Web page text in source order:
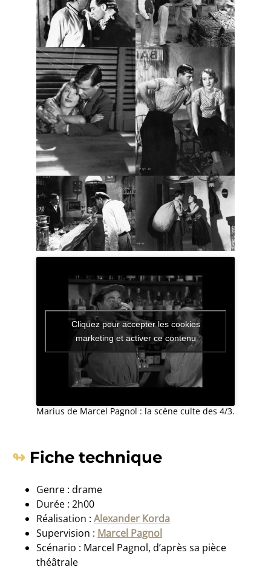
Cliquez pour accepter les cookies
marketing et activer ce contenu
Marius de Marcel Pagnol : la scène culte des 4/3.
Fiche technique
Genre : drame
Durée : 2h00
Réalisation : Alexander Korda
Supervision : Marcel Pagnol
Scénario : Marcel Pagnol, d’après sa pièce
théâtrale